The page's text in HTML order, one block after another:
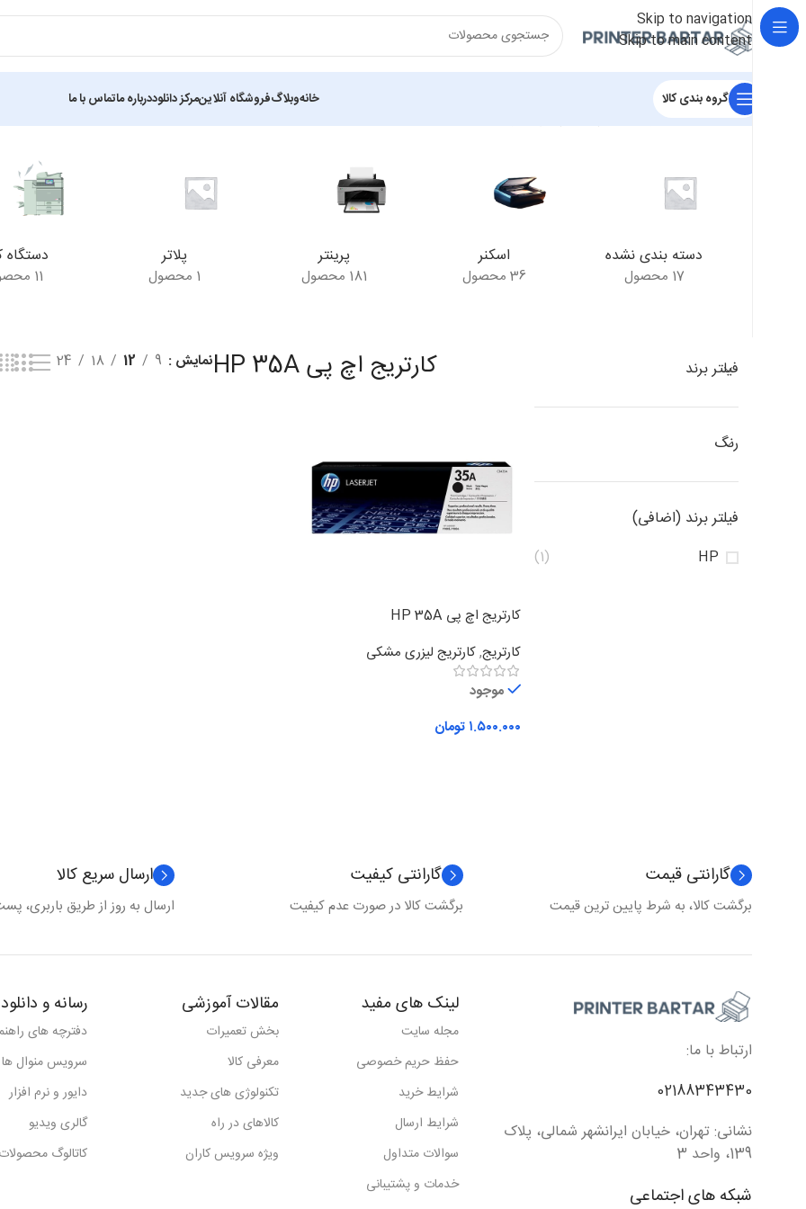
Skip to navigation
Skip to main content
گروه بندی کالا خانهوبلاگفروشگاه آنلاینمرکز دانلوددرباره ماتماس با ما
خانه/محصولات برچسب خورده “کارتریج اچ پی HP 35A”
دسته بندی نشده
17 محصول
اسکنر
36 محصول
پرینتر
181 محصول
پلاتر
1 محصول
دستگاه
11 محصول
فیلتر برند
رنگ
فیلتر برند (اضافی)
HP
(1)
کارتریج اچ پی HP 35A نمایش 9
12
18
24
کارتریج اچ پی HP 35A
کارتریج,کارتریج لیزری مشکی
موجود
۱.۵۰۰.۰۰۰ تومان
گارانتی قیمت
برگشت کالا، به شرط پایین ترین قیمت
گارانتی کیفیت
برگشت کالا در صورت عدم کیفیت
ارسال سریع کالا
ارسال به روز از طریق باربری،
ارتباط با ما:
02188343430
نشانی: تهران، خیابان ایرانشهر شمالی، پلاک
139، واحد 3
شبکه های اجتماعی
لینک های مفید
مجله سایت
حفظ حریم خصوصی
شرایط خرید
شرایط ارسال
سوالات متداول
خدمات و پشتیبانی
مقالات آموزشی
بخش تعمیرات
معرفی کالا
تکنولوژی های جدید
کالاهای در راه
ویژه سرویس کاران
رسانه و دانلود
دفترچه های
سرویس منوال ها
دایور و نرم افزار
گالری ویدیو
کاتالوگ